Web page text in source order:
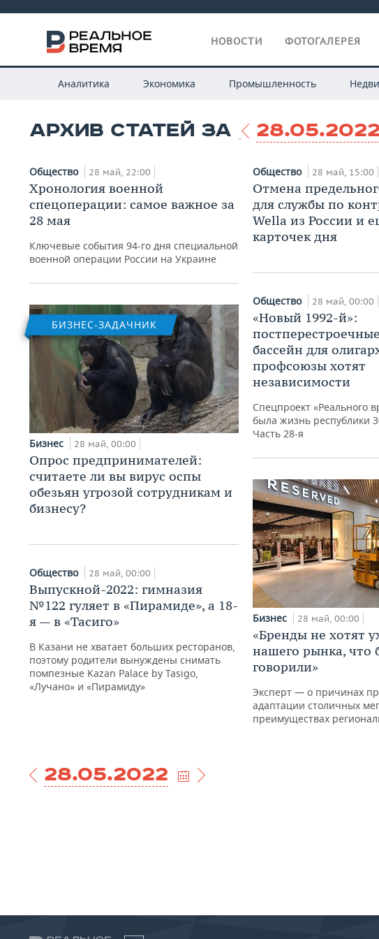
НОВОСТИ ФОТОГАЛЕРЕЯ
Аналитика Экономика Промышленность
АРХИВ СТАТЕЙ ЗА 28.05.2022
Общество 28 май, 22:00
Хронология военной
спецоперации: самое важное за
28 мая
Ключевые события 94-го дня специальной
военной операции России на Украине
БИЗНЕС-ЗАДАЧНИК
Бизнес 28 май, 00:00
Опрос предпринимателей:
считаете ли вы вирус оспы
обезьян угрозой сотрудникам и
бизнесу?
Общество 28 май, 00:00
Выпускной-2022: гимназия
№122 гуляет в «Пирамиде», а 18-
я — в «Тасиго»
В Казани не хватает больших ресторанов,
поэтому родители вынуждены снимать
помпезные Kazan Palace by Tasigo,
«Лучано» и «Пирамиду»
Общество 28 май, 15:00
Отмена
для службы по
Wella из России и
карточек дня
Общество 28 май, 00:00
«Новый 1992-й»:
бассейн для
профсоюзы хотят
независимости
Спецпроект «Реального
была жизнь республики
Часть 28-я
Бизнес 28 май, 00:00
«Бренды не хотят
нашего рынка, что
говорили»
Эксперт — о причинах
адаптации столичных
преимуществах
28.05.2022